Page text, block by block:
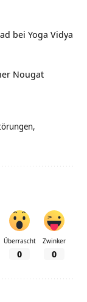
bei Yoga Vidya
Nougat
Überrascht
0
Zwinker
0